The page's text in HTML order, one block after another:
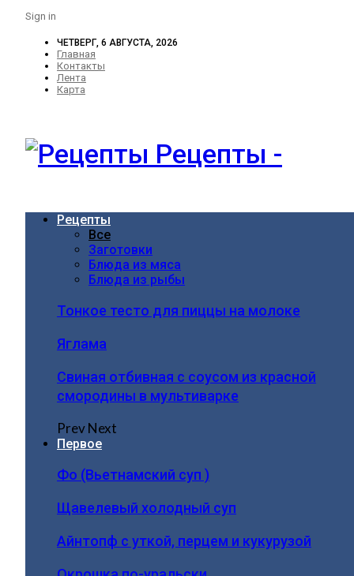
Sign in
ЧЕТВЕРГ, 6 АВГУСТА, 2026
Главная
Контакты
Лента
Карта
Рецепты -
Рецепты
Все
Заготовки
Блюда из мяса
Блюда из рыбы
Тонкое тесто для пиццы на молоке
Яглама
Свиная отбивная с соусом из красной
смородины в мультиварке
PrevNext
Первое
Фо (Вьетнамский суп )
Щавелевый холодный суп
Айнтопф с уткой, перцем и кукурузой